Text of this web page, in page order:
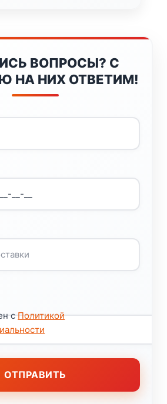
ВОПРОСЫ? С
НА НИХ ОТВЕТИМ!
сПолитикой